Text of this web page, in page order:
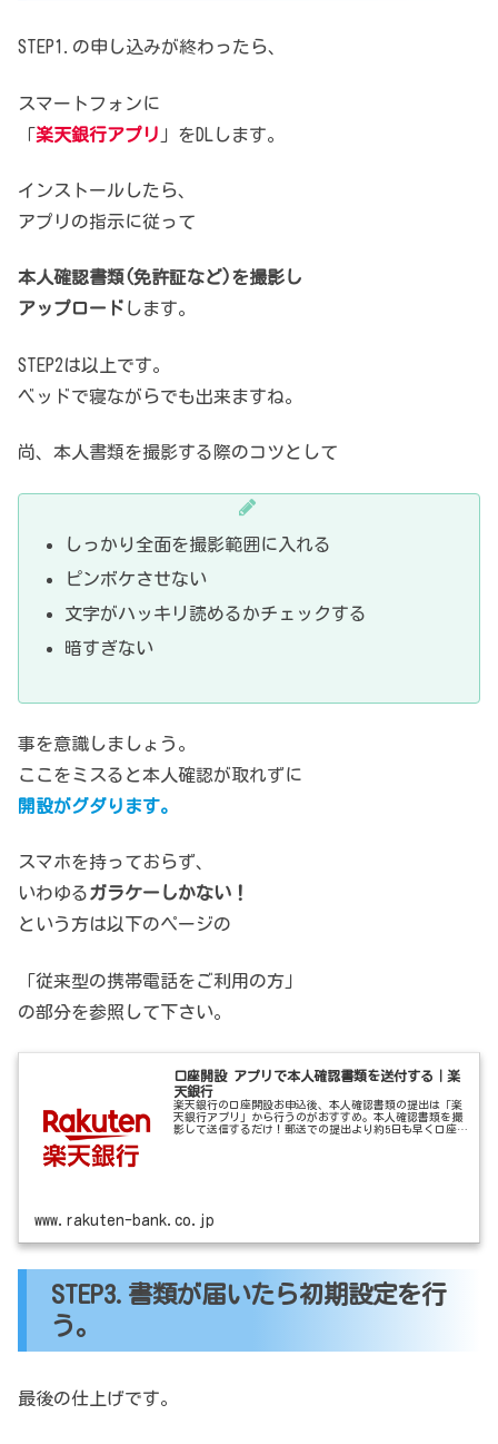
STEP1.の申し込みが終わったら、
スマートフォンに
「楽天銀行アプリ 」をDLします。
インストールしたら、
アプリの指示に従って
本人確認書類(免許証など)を撮影し
アップロード します。
STEP2は以上です。
ベッドで寝ながらでも出来ますね。
尚、本人書類を撮影する際のコツとして
しっかり全面を撮影範囲に入れる
ピンボケさせない
文字がハッキリ読めるかチェックする
暗すぎない
事を意識しましょう。
ここをミスると本人確認が取れずに
開設がグダります。
スマホを持っておらず、
いわゆるガラケーしかない！
という方は以下のページの
「従来型の携帯電話をご利用の方」
の部分を参照して下さい。
口座開設 アプリで本人確認書類を送付する｜楽
天銀行
楽天銀行の口座開設お申込後、本人確認書類の提出は「楽
天銀行アプリ」から行うのがおすすめ。本人確認書類を撮
影して送信するだけ！郵送での提出より約5日も早く口座開
www.rakuten-bank.co.jp
STEP3.書類が届いたら初期設定を行
う。
最後の仕上げです。